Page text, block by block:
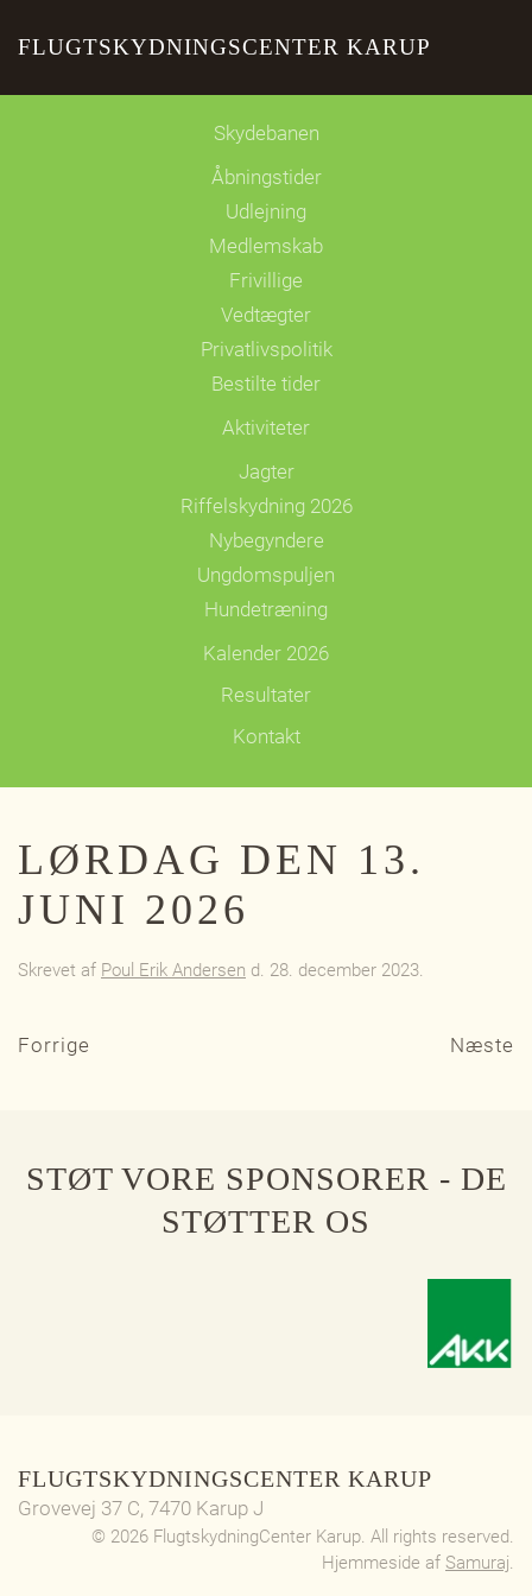
FLUGTSKYDNINGSCENTER KARUP
Skydebanen
Åbningstider
Udlejning
Medlemskab
Frivillige
Vedtægter
Privatlivspolitik
Bestilte tider
Aktiviteter
Jagter
Riffelskydning 2026
Nybegyndere
Ungdomspuljen
Hundetræning
Kalender 2026
Resultater
Kontakt
LØRDAG DEN 13.
JUNI 2026
Skrevet af Poul Erik Andersen d. 28. december 2023.
Forrige Næste
STØT VORE SPONSORER - DE
STØTTER OS
FLUGTSKYDNINGSCENTER KARUP
Grovevej 37 C, 7470 Karup J
© 2026 FlugtskydningCenter Karup. All rights reserved.
Hjemmeside af Samuraj.